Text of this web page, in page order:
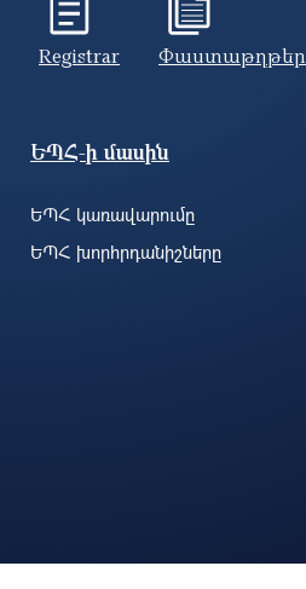
Registrar Փաստաթղթեր
ԵՊՀ-ի մասին
ԵՊՀ կառավարումը
ԵՊՀ խորհրդանիշները